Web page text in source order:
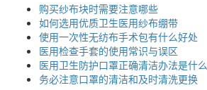
购买纱布块时需要注意哪些
如何选用优质卫生医用纱布绷带
使用一次性无纺布手术包有什么好处
医用检查手套的使用常识与误区
医用卫生防护口罩正确清洁办法是什么
务必注意口罩的清洁和及时清洗更换